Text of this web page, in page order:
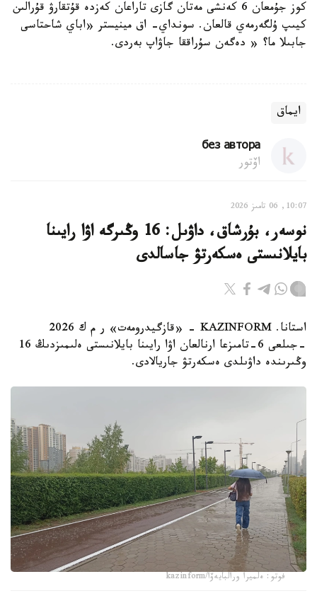
كوز جۇمعان 6 كەنشى مەتان گازى تاراعان كەزدە قۇتقارۋ قۇرالىن
كيىپ ۇلگەرمەي قالعان. سونداي- اق مينيستر «اباي شاحتاسى
جابىلا ما؟ « دەگەن سۇراققا جاۋاپ بەردى.
ايماق
без автора
اۆتور
10:07, 06 تامىز 2026
نوسەر، بۇرشاق، داۋىل: 16 وڭىرگە اۋا رايىنا
بايلانىستى ەسكەرتۋ جاسالدى
استانا. KAZINFORM - «قازگيدرومەت» ر م ك 2026
-جىلعى 6-تامىزعا ارنالعان اۋا رايىنا بايلانىستى ەلىمىزدىڭ 16
وڭىرىندە داۋىلدى ەسكەرتۋ جاريالادى.
فوتو: ەلميرا ورالبايەۆا/kazinform